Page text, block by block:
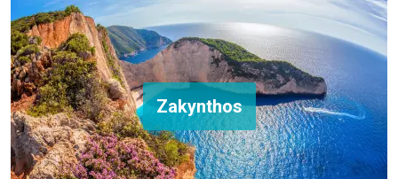
Zakynthos